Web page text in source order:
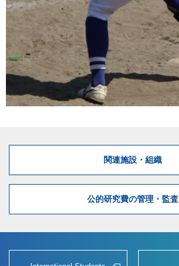
関連施設・組織
公的研究費の管理・監査